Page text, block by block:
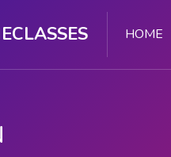
HOME